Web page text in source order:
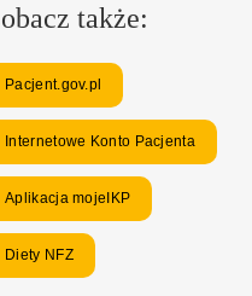
także:
Pacjent.gov.pl
Internetowe Konto Pacjenta
Aplikacja mojeIKP
Diety NFZ